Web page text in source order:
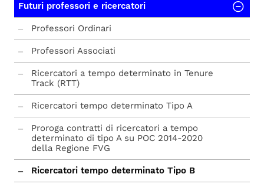
Futuri professori e ricercatori
Professori Ordinari
Professori Associati
Ricercatori a tempo determinato in Tenure
Track (RTT)
Ricercatori tempo determinato Tipo A
Proroga contratti di ricercatori a tempo
determinato di tipo A su POC 2014-2020
della Regione FVG
Ricercatori tempo determinato Tipo B